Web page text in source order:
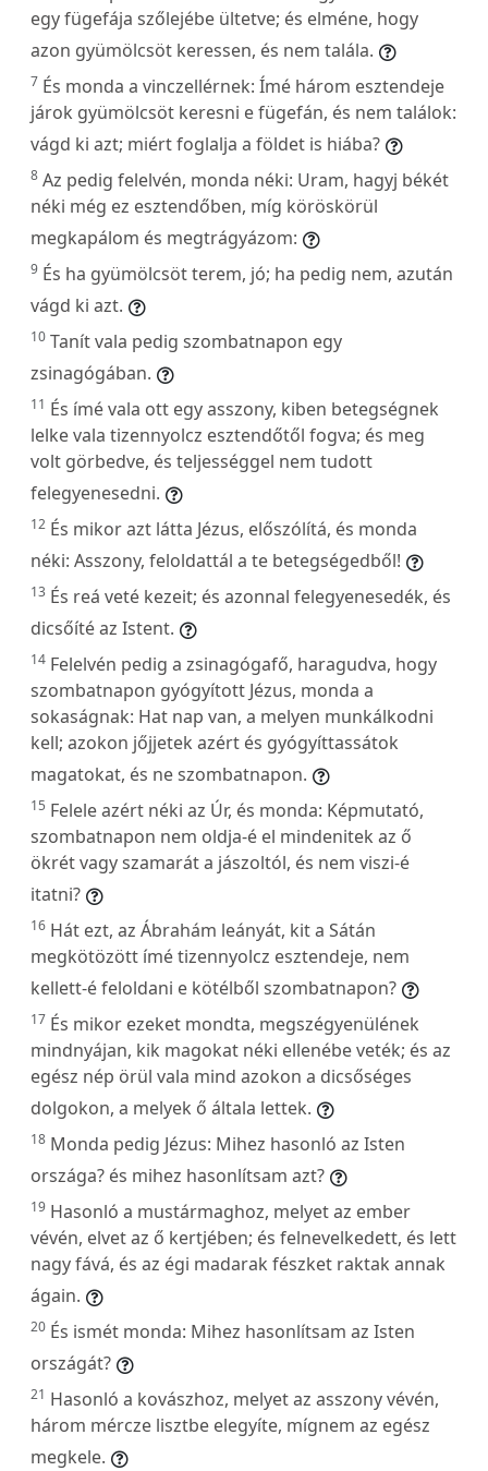
egy fügefája szőlejébe ültetve; és elméne, hogy
azon gyümölcsöt keressen, és nem talála.
7 És monda a vinczellérnek: Ímé három esztendeje
járok gyümölcsöt keresni e fügefán, és nem találok:
vágd ki azt; miért foglalja a földet is hiába?
8 Az pedig felelvén, monda néki: Uram, hagyj békét
néki még ez esztendőben, míg köröskörül
megkapálom és megtrágyázom:
9 És ha gyümölcsöt terem, jó; ha pedig nem, azután
vágd ki azt.
10 Tanít vala pedig szombatnapon egy
zsinagógában.
11 És ímé vala ott egy asszony, kiben betegségnek
lelke vala tizennyolcz esztendőtől fogva; és meg
volt görbedve, és teljességgel nem tudott
felegyenesedni.
12 És mikor azt látta Jézus, előszólítá, és monda
néki: Asszony, feloldattál a te betegségedből!
13 És reá veté kezeit; és azonnal felegyenesedék, és
dicsőíté az Istent.
14 Felelvén pedig a zsinagógafő, haragudva, hogy
szombatnapon gyógyított Jézus, monda a
sokaságnak: Hat nap van, a melyen munkálkodni
kell; azokon jőjjetek azért és gyógyíttassátok
magatokat, és ne szombatnapon.
15 Felele azért néki az Úr, és monda: Képmutató,
szombatnapon nem oldja-é el mindenitek az ő
ökrét vagy szamarát a jászoltól, és nem viszi-é
itatni?
16 Hát ezt, az Ábrahám leányát, kit a Sátán
megkötözött ímé tizennyolcz esztendeje, nem
kellett-é feloldani e kötélből szombatnapon?
17 És mikor ezeket mondta, megszégyenülének
mindnyájan, kik magokat néki ellenébe veték; és az
egész nép örül vala mind azokon a dicsőséges
dolgokon, a melyek ő általa lettek.
18 Monda pedig Jézus: Mihez hasonló az Isten
országa? és mihez hasonlítsam azt?
19 Hasonló a mustármaghoz, melyet az ember
vévén, elvet az ő kertjében; és felnevelkedett, és lett
nagy fává, és az égi madarak fészket raktak annak
ágain.
20 És ismét monda: Mihez hasonlítsam az Isten
országát?
21 Hasonló a kovászhoz, melyet az asszony vévén,
három mércze lisztbe elegyíte, mígnem az egész
megkele.